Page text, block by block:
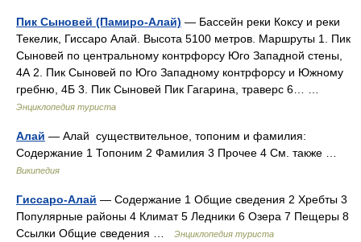
Пик Сыновей (Памиро-Алай) — Бассейн реки Коксу и реки
Текелик, Гиссаро Алай. Высота 5100 метров. Маршруты 1. Пик
Сыновей по центральному контрфорсу Юго Западной стены,
4А 2. Пик Сыновей по Юго Западному контрфорсу и Южному
гребню, 4Б 3. Пик Сыновей Пик Гагарина, траверс 6… …
Энциклопедия туриста
Алай — Алай существительное, топоним и фамилия:
Содержание 1 Топоним 2 Фамилия 3 Прочее 4 См. также …
Википедия
Гиссаро-Алай — Содержание 1 Общие сведения 2 Хребты 3
Популярные районы 4 Климат 5 Ледники 6 Озера 7 Пещеры 8
Ссылки Общие сведения …
Энциклопедия туриста